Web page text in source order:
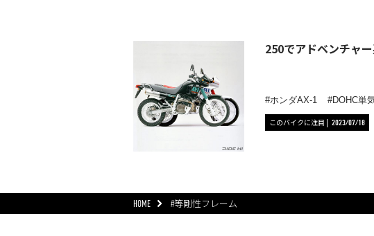
250でアドベンチャ
ホンダAX-1 DOHC単
このバイクに注目 2023/07/18
HOME #等剛性フレーム